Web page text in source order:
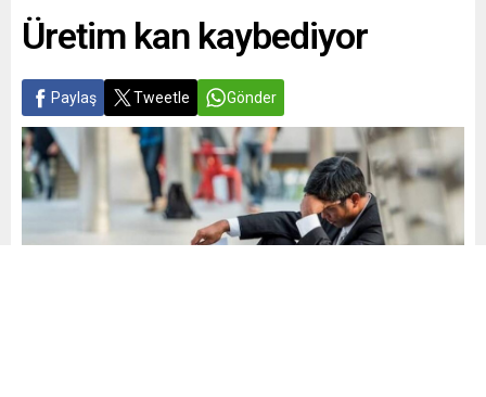
Üretim kan kaybediyor
Paylaş Tweetle Gönder